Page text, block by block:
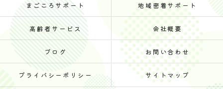
まごころサポート 地域密着サポート
高齢者サービス 会社概要
ブログ お問い合わせ
プライバシーポリシー サイトマップ